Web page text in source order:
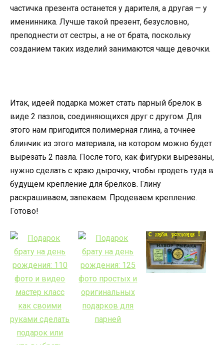
частичка презента останется у дарителя, а другая — у
именинника. Лучше такой презент, безусловно,
преподнести от сестры, а не от брата, поскольку
созданием таких изделий занимаются чаще девочки.
Итак, идеей подарка может стать парный брелок в
виде 2 пазлов, соединяющихся друг с другом. Для
этого нам пригодится полимерная глина, а точнее
блинчик из этого материала, на котором можно будет
вырезать 2 пазла. После того, как фигурки вырезаны,
нужно сделать с краю дырочку, чтобы продеть туда в
будущем крепление для брелков. Глину
раскрашиваем, запекаем. Продеваем крепление.
Готово!